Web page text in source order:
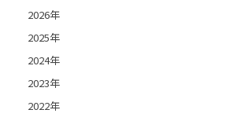
2026年
2025年
2024年
2023年
2022年